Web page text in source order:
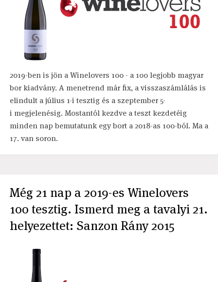
2019-ben is jön a Winelovers 100 - a 100 legjobb magyar
bor kiadvány. A menetrend már fix, a visszaszámlálás is
elindult a július 1-i tesztig és a szeptember 5-
i megjelenésig. Mostantól kezdve a teszt kezdetéig
minden nap bemutatunk egy bort a 2018-as 100-ból. Ma a
17. van soron.
Még 21 nap a 2019-es Winelovers
100 tesztig. Ismerd meg a tavalyi 21.
helyezettet: Sanzon Rány 2015